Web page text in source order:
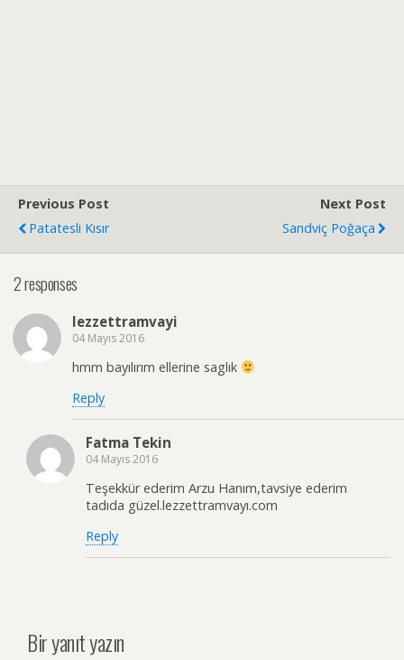
Previous Post
Patatesli Kısır
Next Post
Sandviç Poğaça
2 responses
lezzettramvayi
04 Mayıs 2016
hmm bayılırım ellerine saglık
Reply
Fatma Tekin
04 Mayıs 2016
Teşekkür ederim Arzu Hanım,tavsiye ederim
tadıda güzel.lezzettramvayı.com
Reply
Bir yanıt yazın